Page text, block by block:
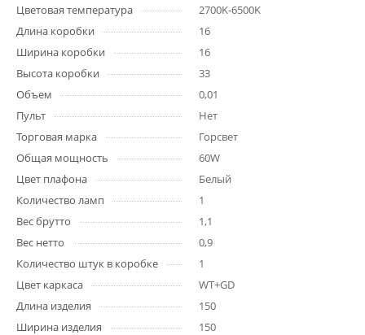
Цветовая температура
2700K-6500K
Длина коробки
16
Ширина коробки
16
Высота коробки
33
Объем
0,01
Пульт
Нет
Торговая марка
Горсвет
Общая мощность
60W
Цвет плафона
Белый
Количество ламп
1
Вес брутто
1,1
Вес нетто
0,9
Количество штук в коробке
1
Цвет каркаса
WT+GD
Длина изделия
150
Ширина изделия
150